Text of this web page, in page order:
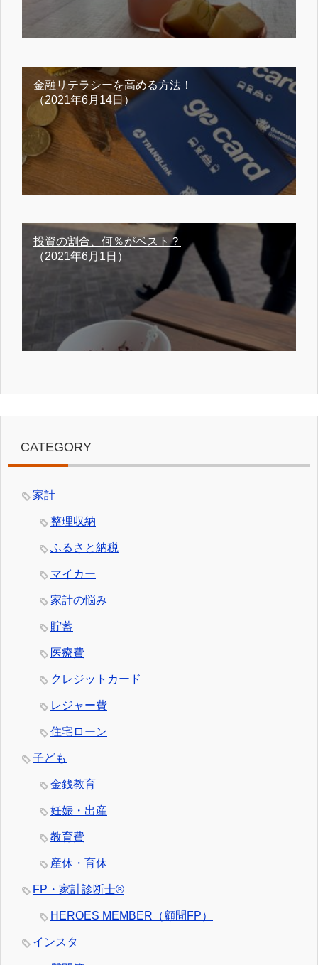
金融リテラシーを高める方法！
（2021年6月14日）
投資の割合、何％がベスト？
（2021年6月1日）
CATEGORY
家計
整理収納
ふるさと納税
マイカー
家計の悩み
貯蓄
医療費
クレジットカード
レジャー費
住宅ローン
子ども
金銭教育
妊娠・出産
教育費
産休・育休
FP・家計診断士®
HEROES MEMBER（顧問FP）
インスタ